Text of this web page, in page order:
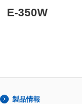
E-350W
製品情報